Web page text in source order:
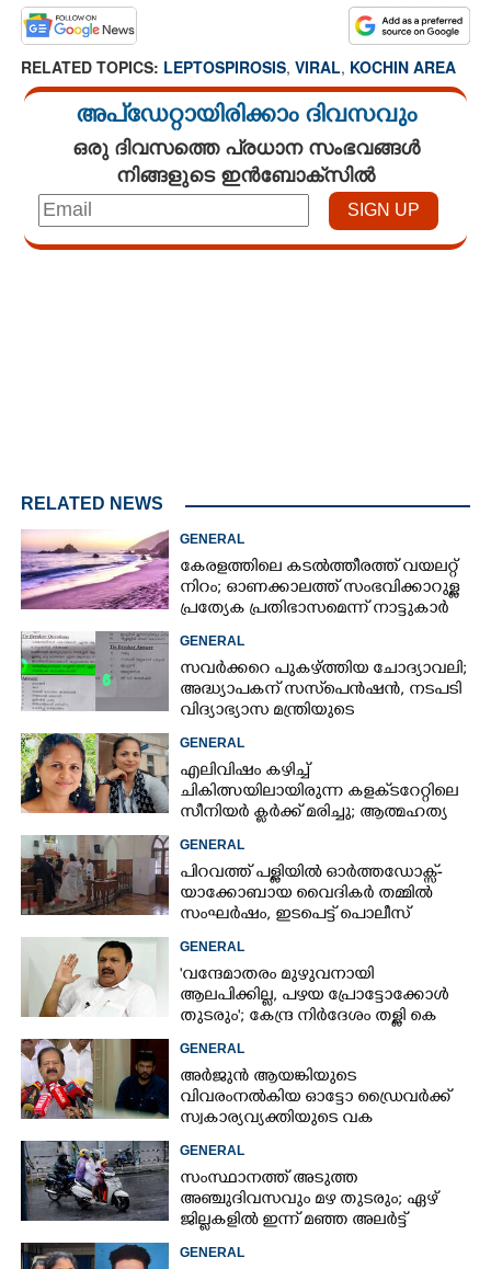
RELATED TOPICS: LEPTOSPIROSIS, VIRAL, KOCHIN AREA
അപ്ഡേറ്റായിരിക്കാം ദിവസവും
ഒരു ദിവസത്തെ പ്രധാന സംഭവങ്ങൾ
നിങ്ങളുടെ ഇൻബോക്സിൽ
RELATED NEWS
GENERAL
കേരളത്തിലെ കടൽത്തീരത്ത് വയലറ്റ്
നിറം; ഓണക്കാലത്ത് സംഭവിക്കാറുള്ള
പ്രത്യേക പ്രതിഭാസമെന്ന് നാട്ടുകാർ
GENERAL
സവർക്കറെ പുകഴ്ത്തിയ ചോദ്യാവലി;
അദ്ധ്യാപകന് സസ്‌പെൻഷൻ, നടപടി
വിദ്യാഭ്യാസ മന്ത്രിയുടെ
GENERAL
എലിവിഷം കഴിച്ച്
ചികിത്സയിലായിരുന്ന കളക്‌ടറേറ്റിലെ
സീനിയർ ക്ലർക്ക് മരിച്ചു; ആത്മഹത്യ
സംശയം
GENERAL
പിറവത്ത് പള്ളിയിൽ ഓർത്തഡോക്സ്-
യാക്കോബായ വൈദികർ തമ്മിൽ
സംഘർഷം, ഇടപെട്ട് പൊലീസ്
GENERAL
'വന്ദേമാതരം മുഴുവനായി
ആലപിക്കില്ല, പഴയ പ്രോട്ടോക്കോൾ
തുടരും'; കേന്ദ്ര നിർദേശം തള്ളി കെ
GENERAL
അർജുൻ ആയങ്കിയുടെ
വിവരംനൽകിയ ഓട്ടോ ഡ്രൈവർക്ക്
സ്വകാര്യവ്യക്തിയുടെ വക
ചെന്നിത്തല
GENERAL
സംസ്ഥാനത്ത് അടുത്ത
അ‌ഞ്ചുദിവസവും മഴ തുടരും; ഏഴ്
ജില്ലകളിൽ ഇന്ന് മഞ്ഞ അലർട്ട്
GENERAL
Share this link